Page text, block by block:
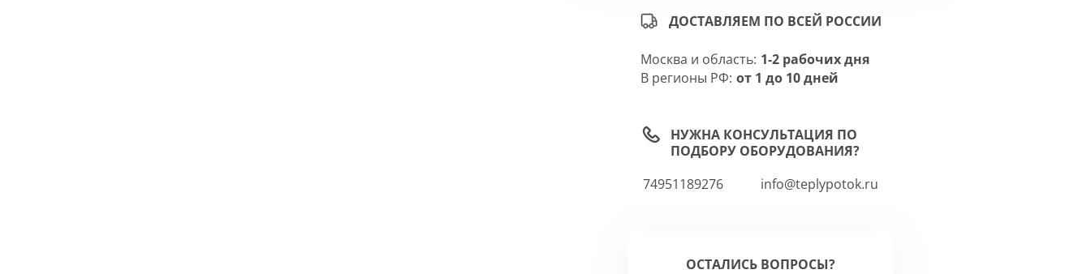
ДОСТАВЛЯЕМ ПО ВСЕЙ РОССИИ
Москва и область: 1-2 рабочих дня
В регионы РФ: от 1 до 10 дней
НУЖНА КОНСУЛЬТАЦИЯ ПО
ПОДБОРУ ОБОРУДОВАНИЯ?
74951189276
info@teplypotok.ru
ОСТАЛИСЬ ВОПРОСЫ?